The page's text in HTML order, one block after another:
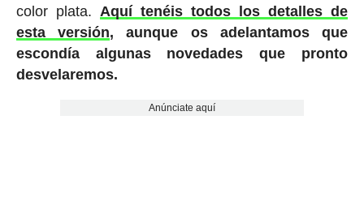
color plata. Aquí tenéis todos los detalles de
esta versión, aunque os adelantamos que
escondía algunas novedades que pronto
desvelaremos.
Anúnciate aquí